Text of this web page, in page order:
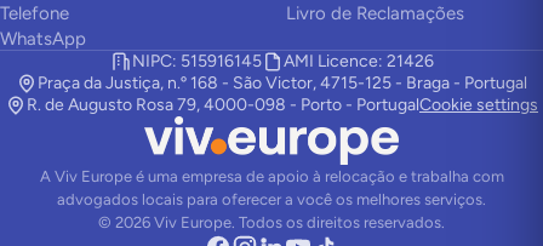
Telefone
WhatsApp
Livro de Reclamações
NIPC: 515916145
AMI Licence: 21426
Praça da Justiça, n.º 168 - São Victor, 4715-125 - Braga - Portugal
R. de Augusto Rosa 79, 4000-098 - Porto - PortugalCookie settings
A Viv Europe é uma empresa de apoio à relocação e trabalha com
advogados locais para oferecer a você os melhores serviços.
© 2026 Viv Europe. Todos os direitos reservados.